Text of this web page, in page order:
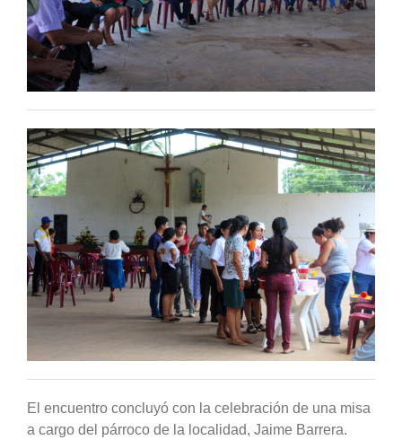
El encuentro concluyó con la celebración de una misa
a cargo del párroco de la localidad, Jaime Barrera.